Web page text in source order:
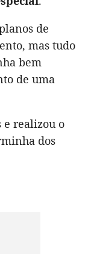
de
mas tudo
bem
de uma
e realizou o
dos